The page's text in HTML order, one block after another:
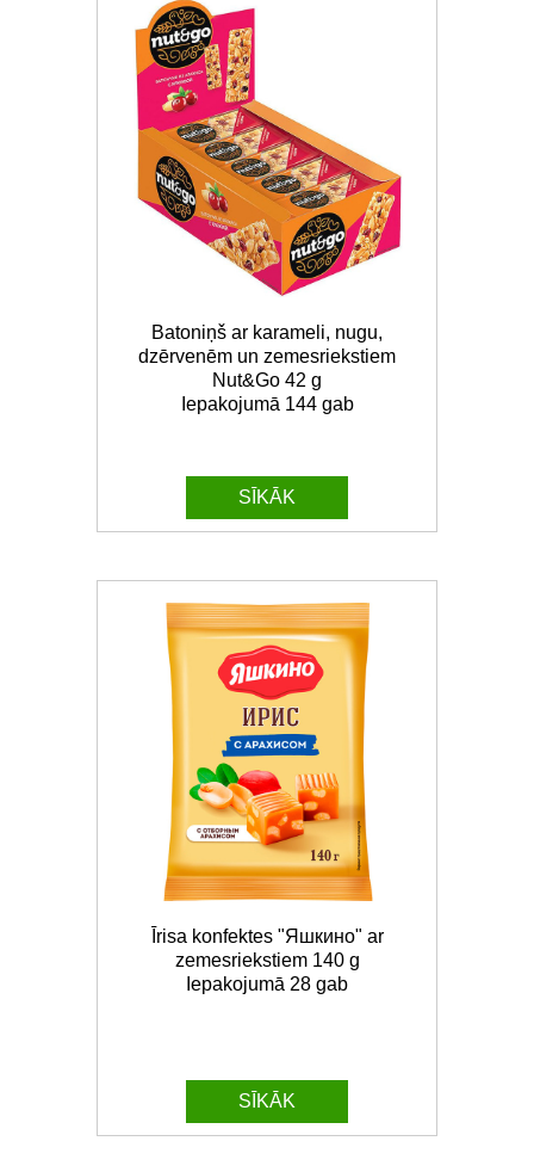
Batoniņš ar karameli, nugu,
dzērvenēm un zemesriekstiem
Nut&Go 42 g
Iepakojumā 144 gab
SĪKĀK
Īrisa konfektes "Яшкино" ar
zemesriekstiem 140 g
Iepakojumā 28 gab
SĪKĀK